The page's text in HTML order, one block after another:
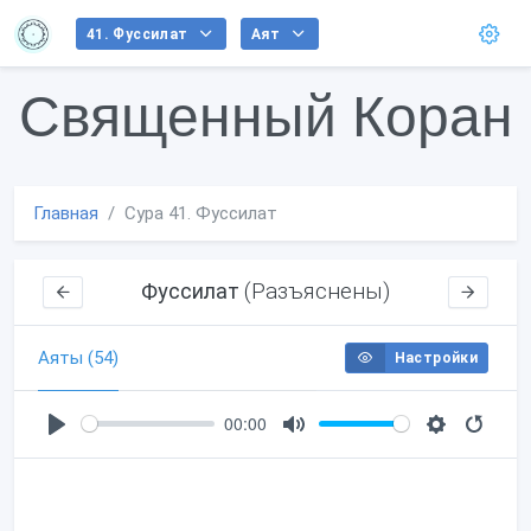
41. Фуссилат Аят
Священный Коран
Главная Сура 41. Фуссилат
Фуссилат (Разъяснены)
Аяты (54) Настройки
00:00